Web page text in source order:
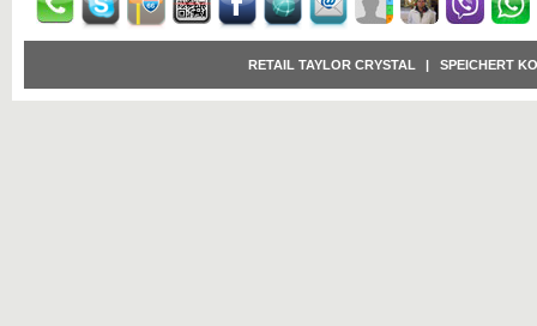
RETAIL TAYLOR CRYSTAL SPEICHERT